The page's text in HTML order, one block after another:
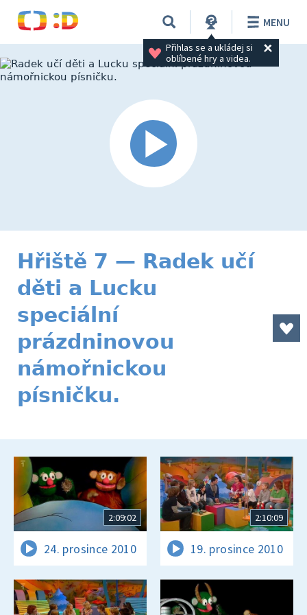
Přihlas se a ukládej si
oblíbené hry a videa.
MENU
Hřiště 7 — Radek učí
děti a Lucku
speciální
prázdninovou
námořnickou
písničku.
2:09:02
24. prosince 2010
2:10:09
19. prosince 2010